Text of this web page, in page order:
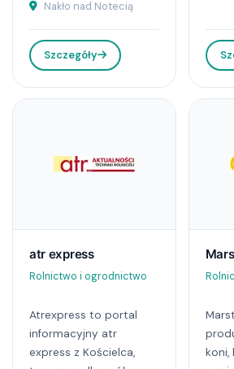
Nakło nad Notecią
Szczegóły
atr express
Rolnictwo i ogrodnictwo
Atrexpress to portal
informacyjny atr
express z Kościelca,